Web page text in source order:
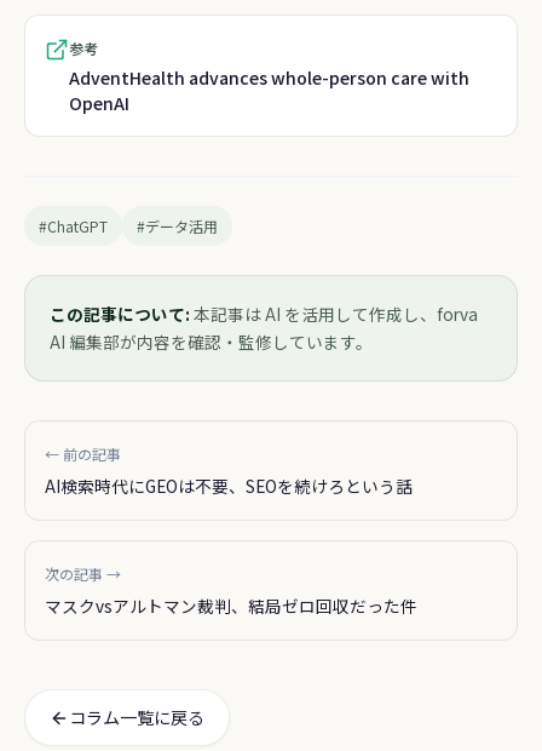
参考
AdventHealth advances whole-person care with
OpenAI
#ChatGPT #データ活用
この記事について: 本記事は AI を活用して作成し、forva
AI 編集部が内容を確認・監修しています。
← 前の記事
AI検索時代にGEOは不要、SEOを続けろという話
次の記事 →
マスクvsアルトマン裁判、結局ゼロ回収だった件
コラム一覧に戻る